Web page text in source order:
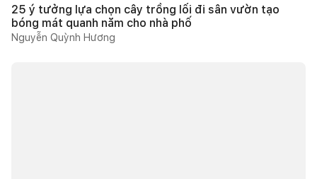
25 ý tưởng lựa chọn cây trồng lối đi sân vườn tạo
bóng mát quanh năm cho nhà phố
Nguyễn Quỳnh Hương